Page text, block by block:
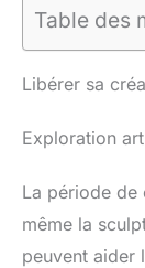
Table des
Libérer sa
Exploration
La période de
même la
peuvent aider